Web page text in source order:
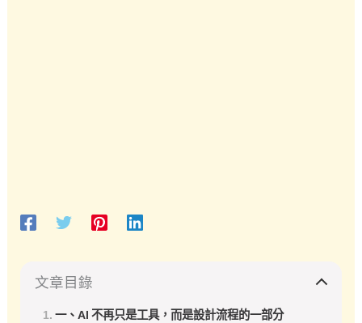
文章目錄
一、AI 不再只是工具，而是設計流程的一部分